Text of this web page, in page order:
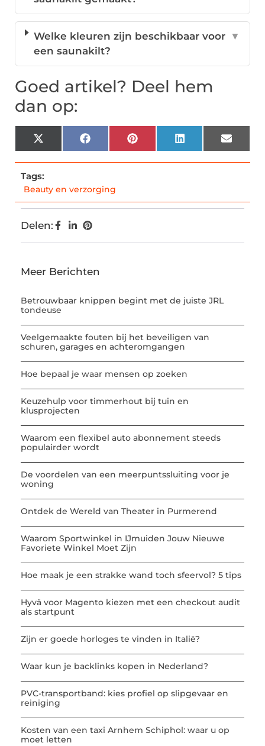
Welke kleuren zijn beschikbaar voor
een saunakilt?
▼
Goed artikel? Deel hem
dan op:
X
(Twitter)
FacebookPinterestLinkedInEmail
Tags:
Beauty en verzorging
Delen:
Meer Berichten
Betrouwbaar knippen begint met de juiste JRL
tondeuse
Veelgemaakte fouten bij het beveiligen van
schuren, garages en achteromgangen
Hoe bepaal je waar mensen op zoeken
Keuzehulp voor timmerhout bij tuin en
klusprojecten
Waarom een flexibel auto abonnement steeds
populairder wordt
De voordelen van een meerpuntssluiting voor je
woning
Ontdek de Wereld van Theater in Purmerend
Waarom Sportwinkel in IJmuiden Jouw Nieuwe
Favoriete Winkel Moet Zijn
Hoe maak je een strakke wand toch sfeervol? 5 tips
Hyvä voor Magento kiezen met een checkout audit
als startpunt
Zijn er goede horloges te vinden in Italië?
Waar kun je backlinks kopen in Nederland?
PVC-transportband: kies profiel op slipgevaar en
reiniging
Kosten van een taxi Arnhem Schiphol: waar u op
moet letten